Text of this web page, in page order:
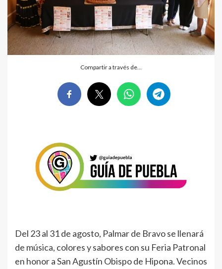
Compartir a través de…
Del 23 al 31 de agosto, Palmar de Bravo se llenará
de música, colores y sabores con su Feria Patronal
en honor a San Agustín Obispo de Hipona. Vecinos